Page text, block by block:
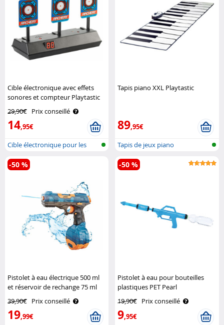
Cible électronique avec effets
sonores et compteur Playtastic
29,90€ Prix conseillé
14,95€
Cible électronique pour les
pistole..
Tapis piano XXL Playtastic
89,95€
Tapis de jeux piano
Pistolet à eau électrique 500 ml
et réservoir de rechange 75 ml
39,90€ Prix conseillé
19,99€
-50 %
Pistolet à eau pour bouteilles
plastiques PET Pearl
19,90€ Prix conseillé
9,95€
-50 %